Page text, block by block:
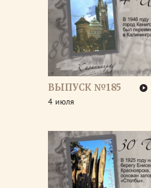
ВЫПУСК №185
4 июля